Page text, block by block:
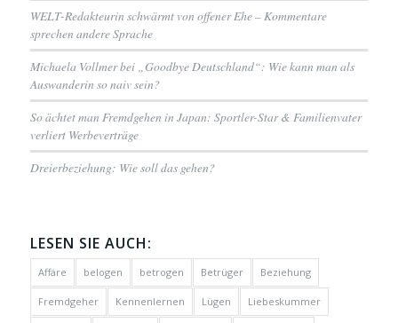
WELT-Redakteurin schwärmt von offener Ehe – Kommentare
sprechen andere Sprache
Michaela Vollmer bei „Goodbye Deutschland“: Wie kann man als
Auswanderin so naiv sein?
So ächtet man Fremdgehen in Japan: Sportler-Star & Familienvater
verliert Werbeverträge
Dreierbeziehung: Wie soll das gehen?
LESEN SIE AUCH:
Affäre belogen betrogen Betrüger Beziehung
Fremdgeher Kennenlernen Lügen Liebeskummer